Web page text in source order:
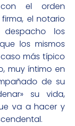
el orden
el notario
los
los mismos
más típico
muy íntimo en
de su
su vida,
va a hacer y